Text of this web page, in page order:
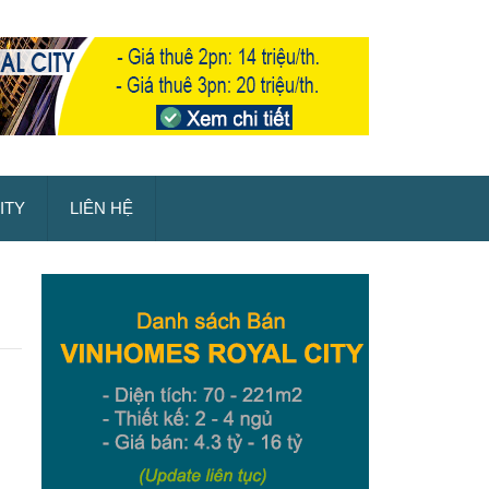
LIÊN HỆ